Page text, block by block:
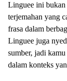
Linguee ini bukan
terjemahan yang
frasa dalam
Linguee juga
sumber, jadi
dalam konteks